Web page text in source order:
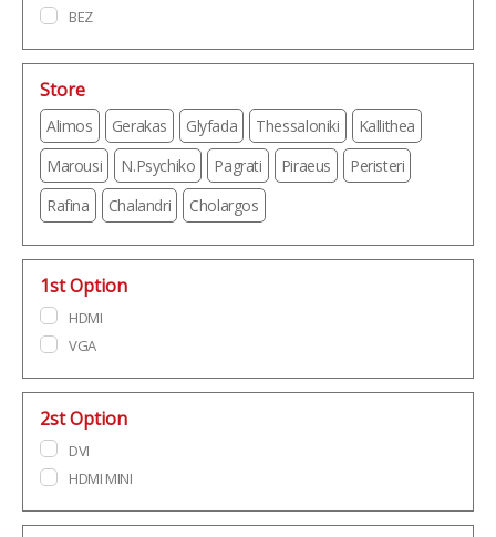
BEZ
Store
Alimos Gerakas Glyfada Thessaloniki
Kallithea
Marousi
N.Psychiko Pagrati Piraeus
Peristeri
Rafina
Chalandri Cholargos
1st Option
HDMI
VGA
2st Option
DVI
HDMI MINI